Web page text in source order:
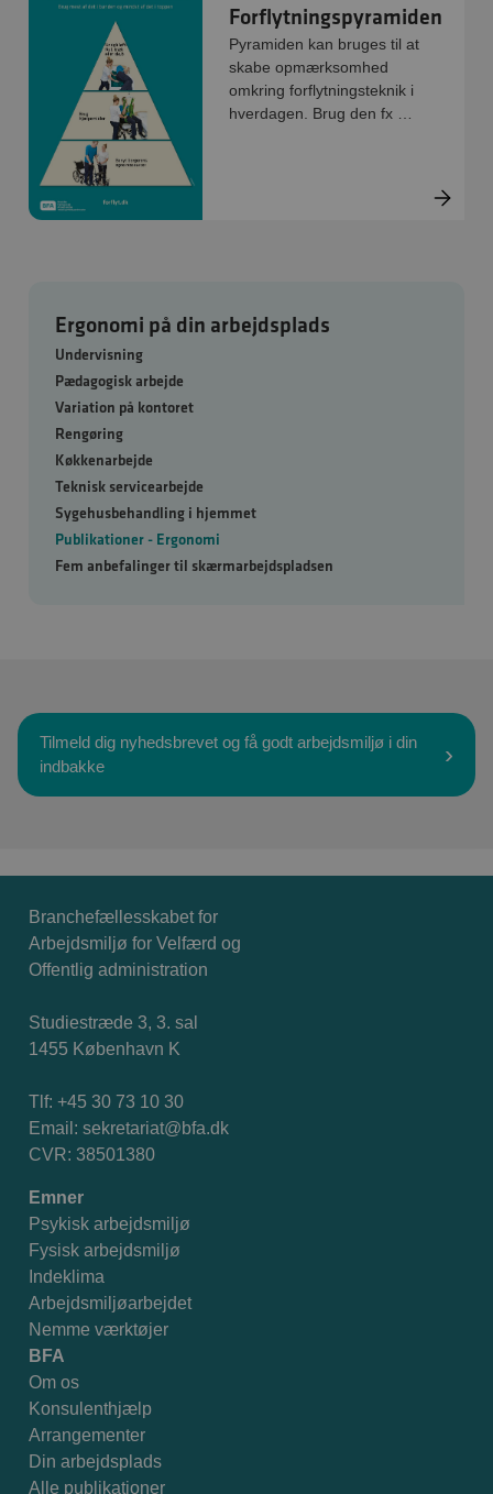
Ergonomi på din arbejdsplads
Undervisning
Pædagogisk arbejde
Variation på kontoret
Rengøring
Køkkenarbejde
Teknisk servicearbejde
Sygehusbehandling i hjemmet
Publikationer - Ergonomi
Fem anbefalinger til skærmarbejdspladsen
Forflytningspyramiden
Pyramiden kan bruges til at
skabe opmærksomhed
omkring forflytningsteknik i
hverdagen. Brug den fx på
Tilmeld dig nyhedsbrevet og få godt arbejdsmiljø i din
indbakke
Branchefællesskabet for
Arbejdsmiljø for Velfærd og
Offentlig administration
Studiestræde 3, 3. sal
1455 København K
Tlf: +45 30 73 10 30
Email: sekretariat@bfa.dk
CVR: 38501380
Emner
Psykisk arbejdsmiljø
Fysisk arbejdsmiljø
Indeklima
Arbejdsmiljøarbejdet
Nemme værktøjer
BFA
Om os
Konsulenthjælp
Arrangementer
Din arbejdsplads
Alle publikationer